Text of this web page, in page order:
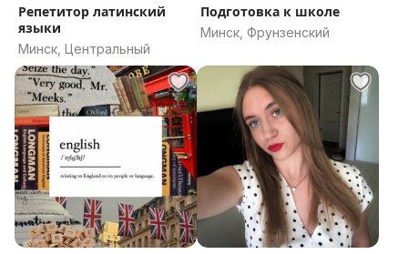
Репетитор латинский
языки
Минск, Центральный
Подготовка к школе
Минск, Фрунзенский